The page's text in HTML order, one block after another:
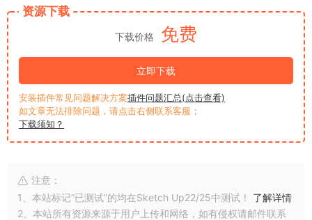
资源下载
下载价格 免费
立即下载
安装插件常见问题解决方案插件问题汇总(点击查看)
如文章无法排除问题，请点击右侧联系客服；
下载须知？
注意：
1、本站标记“已测试”的均在Sketch Up22/25中测试！ 了解详情
2、本站所有资源来源于用户上传和网络，如有侵权请邮件联系